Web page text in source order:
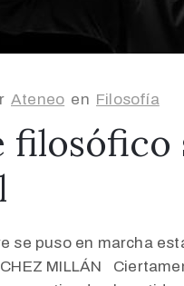
Ateneo en Filosofía
filosófico
se puso en marcha
MILLÁN